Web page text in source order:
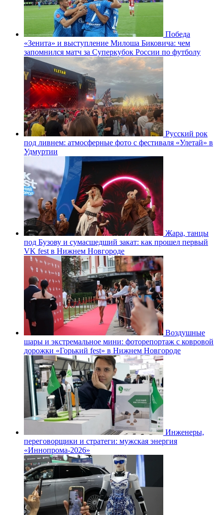
Победа
«Зенита» и выступление Милоша Биковича: чем
запомнился матч за Суперкубок России по футболу
Русский рок
под ливнем: атмосферные фото с фестиваля «Улетай» в
Удмуртии
Жара, танцы
под Бузову и сумасшедший закат: как прошел первый
VK fest в Нижнем Новгороде
Воздушные
шары и экстремальное мини: фоторепортаж с ковровой
дорожки «Горький fest» в Нижнем Новгороде
Инженеры,
переговорщики и стратеги: мужская энергия
«Иннопрома-2026»